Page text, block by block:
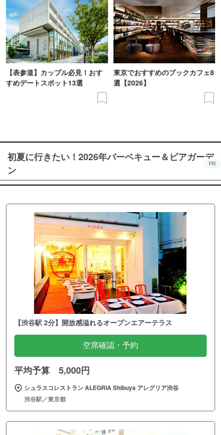
【表参道】カップル必見！おす
すめデートスポット13選
東京でおすすめのブックカフェ8
選【2026】
初夏に行きたい！2026年バーベキュー＆ビアガーデ
ン
PR
【渋谷駅 2分】開放感溢れるオープンエアーテラス
空席確認・予約
平均予算 5,000円
シュラスコレストラン ALEGRIA Shibuya アレグリア渋谷
渋谷駅／東京都